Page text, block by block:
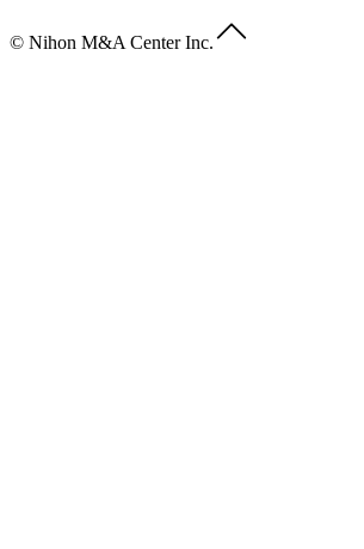
© Nihon M&A Center Inc.